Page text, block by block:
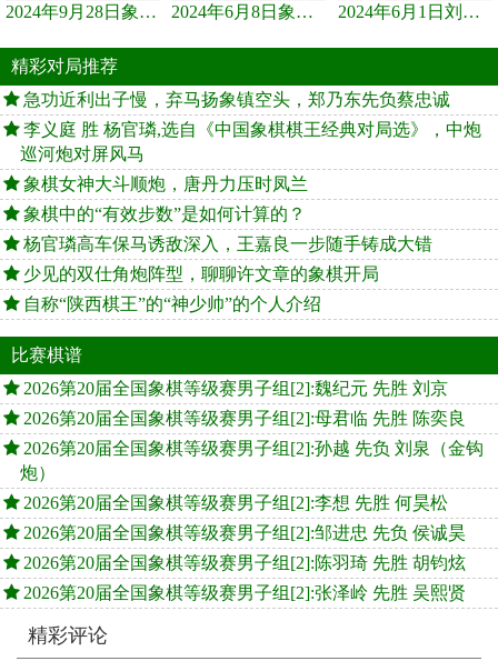
2024年9月28日象棋世界栏目，刘君、蒋川讲解了第九届杨官璘杯象棋... 2024年6月8日象棋世界，刘君、蒋川讲解了第九届杨官璘杯全国象棋... 2024年6月1日刘君、蒋川讲解第三届上海杯象棋大师赛谢靖与李少庚...
精彩对局推荐
急功近利出子慢，弃马扬象镇空头，郑乃东先负蔡忠诚
李义庭 胜 杨官璘,选自《中国象棋棋王经典对局选》，中炮
巡河炮对屏风马
象棋女神大斗顺炮，唐丹力压时凤兰
象棋中的“有效步数”是如何计算的？
杨官璘高车保马诱敌深入，王嘉良一步随手铸成大错
少见的双仕角炮阵型，聊聊许文章的象棋开局
自称“陕西棋王”的“神少帅”的个人介绍
比赛棋谱
2026第20届全国象棋等级赛男子组[2]:魏纪元 先胜 刘京
2026第20届全国象棋等级赛男子组[2]:母君临 先胜 陈奕良
2026第20届全国象棋等级赛男子组[2]:孙越 先负 刘泉（金钩
炮）
2026第20届全国象棋等级赛男子组[2]:李想 先胜 何昊松
2026第20届全国象棋等级赛男子组[2]:邹进忠 先负 侯诚昊
2026第20届全国象棋等级赛男子组[2]:陈羽琦 先胜 胡钧炫
2026第20届全国象棋等级赛男子组[2]:张泽岭 先胜 吴熙贤
精彩评论